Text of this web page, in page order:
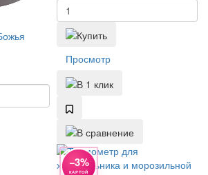
Просмотр
−3%
КАРТОЙ